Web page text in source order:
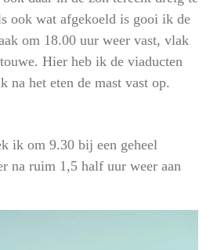
ook wat afgekoeld is gooi ik de
om 18.00 uur weer vast, vlak
Hier heb ik de viaducten
na het eten de mast vast op.
ik om 9.30 bij een geheel
na ruim 1,5 half uur weer aan